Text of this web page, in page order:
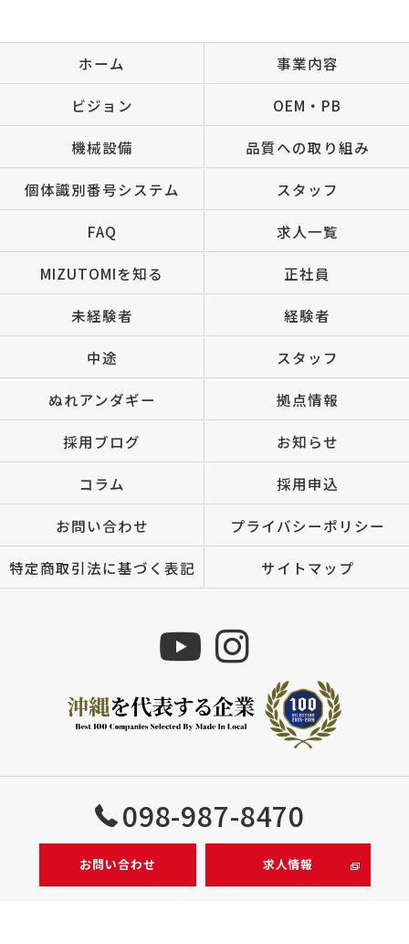
098-987-8470
お問い合わせ 求人情報
ホーム 事業内容
ビジョン OEM・PB
機械設備 品質への取り組み
個体識別番号システム スタッフ
FAQ 求人一覧
MIZUTOMIを知る 正社員
未経験者 経験者
中途 スタッフ
ぬれアンダギー 拠点情報
採用ブログ お知らせ
コラム 採用申込
お問い合わせ プライバシーポリシー
特定商取引法に基づく表記 サイトマップ